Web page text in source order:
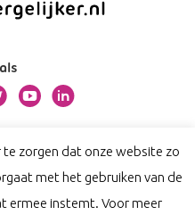
zorgen dat onze website zo
met het gebruiken van de
ermee instemt. Voor meer